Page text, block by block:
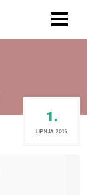
1.
LIPNJA 2016.